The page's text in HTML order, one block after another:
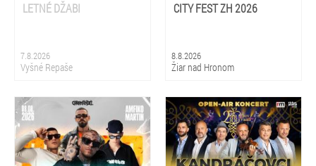
LETNÉ DŽABI
7.8.2026
Vyšné Repaše
CITY FEST ZH 2026
8.8.2026
Žiar nad Hronom